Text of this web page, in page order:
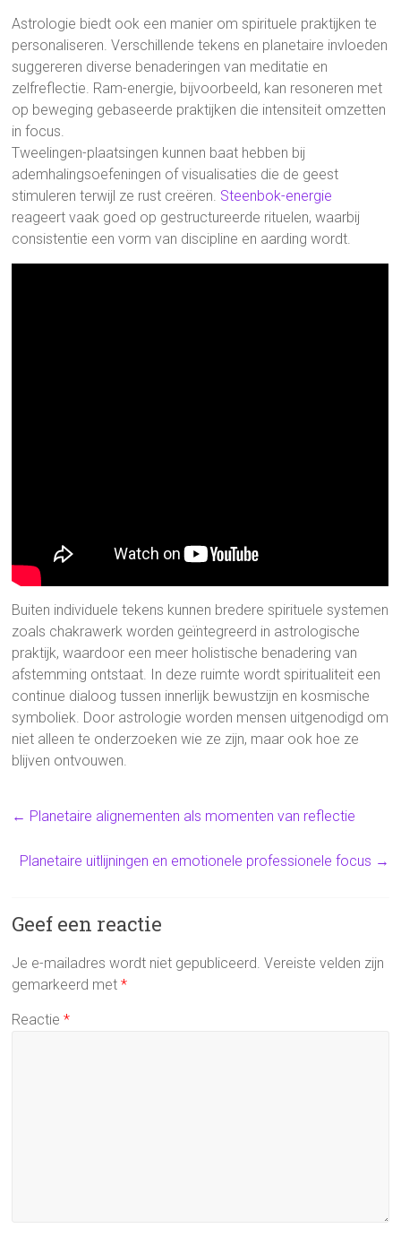
Astrologie biedt ook een manier om spirituele praktijken te
personaliseren. Verschillende tekens en planetaire invloeden
suggereren diverse benaderingen van meditatie en
zelfreflectie. Ram-energie, bijvoorbeeld, kan resoneren met
op beweging gebaseerde praktijken die intensiteit omzetten
in focus.
Tweelingen-plaatsingen kunnen baat hebben bij
ademhalingsoefeningen of visualisaties die de geest
stimuleren terwijl ze rust creëren. Steenbok-energie
reageert vaak goed op gestructureerde rituelen, waarbij
consistentie een vorm van discipline en aarding wordt.
Buiten individuele tekens kunnen bredere spirituele systemen
zoals chakrawerk worden geïntegreerd in astrologische
praktijk, waardoor een meer holistische benadering van
afstemming ontstaat. In deze ruimte wordt spiritualiteit een
continue dialoog tussen innerlijk bewustzijn en kosmische
symboliek. Door astrologie worden mensen uitgenodigd om
niet alleen te onderzoeken wie ze zijn, maar ook hoe ze
blijven ontvouwen.
← Planetaire alignementen als momenten van reflectie
Planetaire uitlijningen en emotionele professionele focus →
Geef een reactie
Je e-mailadres wordt niet gepubliceerd. Vereiste velden zijn
gemarkeerd met*
Reactie*